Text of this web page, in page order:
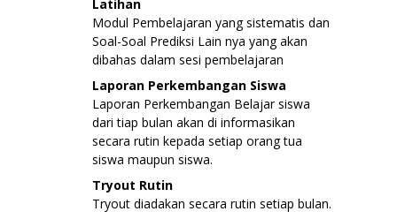
Latihan
Modul Pembelajaran yang sistematis dan
Soal-Soal Prediksi Lain nya yang akan
dibahas dalam sesi pembelajaran
Laporan Perkembangan Siswa
Laporan Perkembangan Belajar siswa
dari tiap bulan akan di informasikan
secara rutin kepada setiap orang tua
siswa maupun siswa.
Tryout Rutin
Tryout diadakan secara rutin setiap bulan.